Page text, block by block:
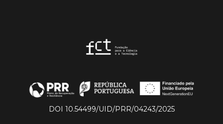
DOI 10.54499/UID/PRR/04243/2025